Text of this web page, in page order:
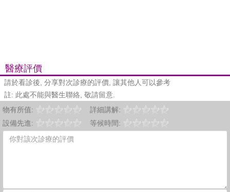
醫療評價
請於看診後, 分享對次診療的評價, 讓其他人可以參考
註: 此處不能與醫生聯絡, 敬請留意.
物有所值:
詳細講解:
設備先進:
等候時間: